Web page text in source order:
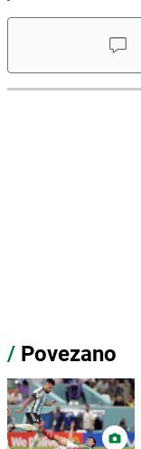
/ Povezano